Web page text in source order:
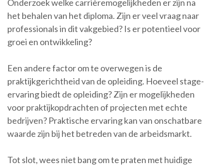
Onderzoek welke carrièremogelijkheden er zijn na
het behalen van het diploma. Zijn er veel vraag naar
professionals in dit vakgebied? Is er potentieel voor
groei en ontwikkeling?
Een andere factor om te overwegen is de
praktijkgerichtheid van de opleiding. Hoeveel stage-
ervaring biedt de opleiding? Zijn er mogelijkheden
voor praktijkopdrachten of projecten met echte
bedrijven? Praktische ervaring kan van onschatbare
waarde zijn bij het betreden van de arbeidsmarkt.
Tot slot, wees niet bang om te praten met huidige